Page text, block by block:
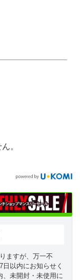
。
ますが、万一不
以内にお知らせく
、未開封・未使用に